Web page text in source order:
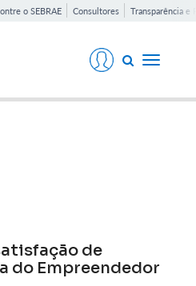
o SEBRAE Consultores Transparência e
Toggle
de
do Empreendedor